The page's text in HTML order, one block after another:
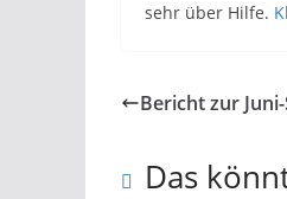
sehr über Hilfe.
Bericht zur
Das